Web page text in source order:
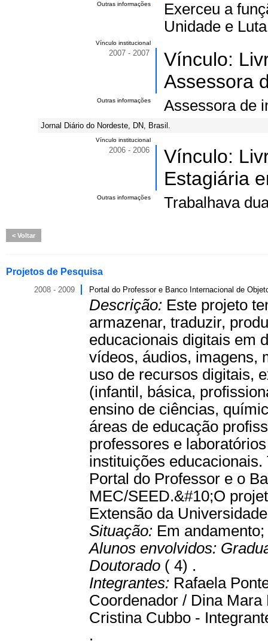
Outras informações
Exerceu a
Unidade e
Vínculo institucional
2007 - 2007
Vínculo:
Assessora
Outras informações Assessora de
Jornal Diário do Nordeste, DN, Brasil.
Vínculo institucional
2006 - 2006
Vínculo:
Estagiária
Outras informações Trabalhava
Voltar
Projetos de Pesquisa
2008 - 2009 Portal do Professor e Banco Internacional de
Descrição: Este projeto
armazenar, traduzir,
educacionais digitais em
vídeos, áudios, imagens,
uso de recursos digitais,
(infantil, básica,
ensino de ciências,
áreas de educação
professores e
instituições
Portal do Professor e o
MEC/SEED.&#10;O
Extensão da
Situação: Em andamento;
Alunos envolvidos:
Doutorado ( 4) .
Integrantes: Rafaela
Coordenador / Dina
Cristina Cubbo -
.